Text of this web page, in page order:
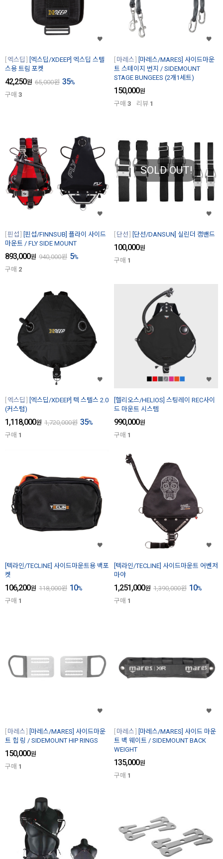
엑스딥
[엑스딥/XDEEP] 엑스딥 스텔
스용 트림 포켓
42,250원 65,000원 35%
구매 3
마레스
[마레스/MARES] 사이드마운
트 스테이지 번지 / SIDEMOUNT
STAGE BUNGEES (2개1세트)
150,000원
구매 3 리뷰 1
핀섭
[핀섭/FINNSUB] 플라이 사이드
마운트 / FLY SIDE MOUNT
893,000원 940,000원 5%
구매 2
SOLD OUT!
단선 [단선/DANSUN] 실린더 캠밴드
100,000원
구매 1
엑스딥
[엑스딥/XDEEP] 텍 스텔스 2.0
(커스텀)
1,118,000원 1,720,000원 35%
구매 1
[헬리오스/HELIOS] 스팅레이 REC사이
드 마운트 시스템
990,000원
구매 1
[텍라인/TECLINE] 사이드마운트용 백포
켓
106,200원 118,000원 10%
구매 1
[텍라인/TECLINE] 사이드마운트 어벤저
마야
1,251,000원 1,390,000원 10%
구매 1
마레스
[마레스/MARES] 사이드마운
트 힙 링 / SIDEMOUNT HIP RINGS
150,000원
구매 1
마레스
[마레스/MARES] 사이드 마운
트 백 웨이트 / SIDEMOUNT BACK
WEIGHT
135,000원
구매 1